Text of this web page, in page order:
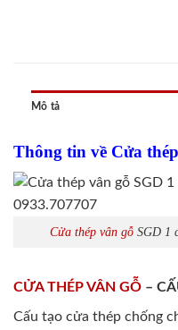
Mô tả
Thông tin về Cửa
Cửa thép vân gỗ SGD 1
CỬA THÉP VÂN GỖ –
Cấu tạo cửa thép chống